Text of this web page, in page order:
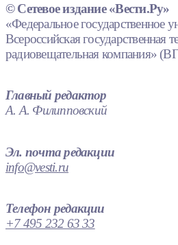
© Сетевое издание «Вести.Ру»
«Федеральное государственное
Всероссийская государственная
радиовещательная компания»
Главный редактор
А. А. Филипповский
Эл. почта редакции
info@vesti.ru
Телефон редакции
+7 495 232 63 33